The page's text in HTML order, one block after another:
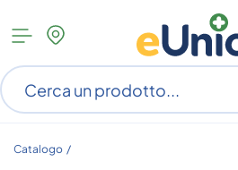
Apri
menu
categorie
Catalogo /